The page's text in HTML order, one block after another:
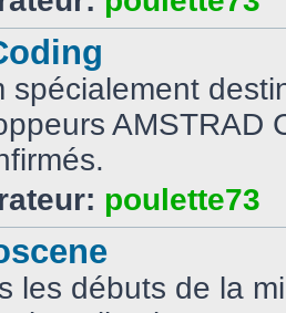
spécialement
AMSTRAD
poulette73
les débuts de la